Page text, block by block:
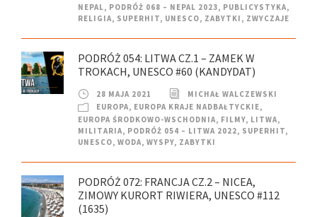
NEPAL, PODRÓŻ 068 – NEPAL 2023, PUBLICYSTYKA,
RELIGIA, SUPERHIT, UNESCO, ZABYTKI , ZWYCZAJE
PODRÓŻ 054: LITWA CZ.1 – ZAMEK W
TROKACH, UNESCO #60 (KANDYDAT)
28 MAJA 2021
MICHAŁ WALCZEWSKI
EUROPA, EUROPA KRAJE NADBAŁTYCKIE,
EUROPA ŚRODKOWO-WSCHODNIA, FILMY, LITWA,
MILITARIA, PODRÓŻ 054 – LITWA 2022, SUPERHIT,
UNESCO, WODA, WYSPY, ZABYTKI
PODRÓŻ 072: FRANCJA CZ.2 – NICEA,
ZIMOWY KURORT RIWIERA, UNESCO #112
(1635)